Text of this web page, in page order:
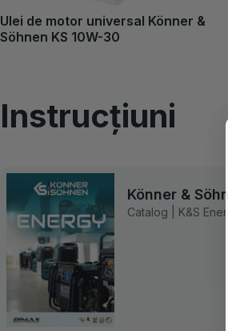
Ulei de motor universal Könner &
Söhnen KS 10W-30
Instrucțiuni
Könner &
Catalog | K&S